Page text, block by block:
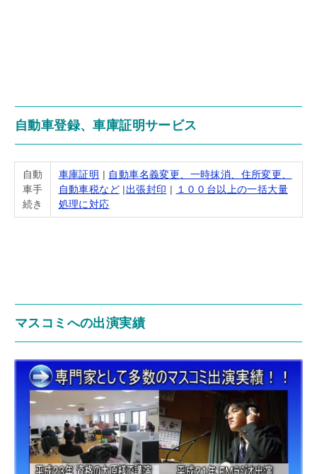
自動車登録、車庫証明サービス
自動
車手
続き
車庫証明 | 自動車名義変更、一時抹消、住所変更、
自動車税など|出張封印 | １００台以上の一括大量
処理に対応
マスコミへの出演実績